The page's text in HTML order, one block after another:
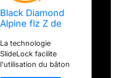
Black Diamond
Alpine flz Z de
La technologie
SlideLock facilite
l'utilisation du bâton